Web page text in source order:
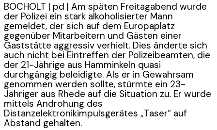
BOCHOLT | pd | Am späten Freitagabend wurde
der Polizei ein stark alkoholisierter Mann
gemeldet, der sich auf dem Europaplatz
gegenüber Mitarbeitern und Gästen einer
Gaststätte aggressiv verhielt. Dies änderte sich
auch nicht bei Eintreffen der Polizeibeamten, die
der 21-Jährige aus Hamminkeln quasi
durchgängig beleidigte. Als er in Gewahrsam
genommen werden sollte, stürmte ein 23-
Jähriger aus Rhede auf die Situation zu. Er wurde
mittels Androhung des
Distanzelektronikimpulsgerätes „Taser“ auf
Abstand gehalten.